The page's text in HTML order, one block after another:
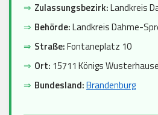
⇒ Zulassungsbezirk:Landkreis
⇒ Behörde:Landkreis Dahme-
⇒ Straße:Fontaneplatz 10
⇒ Ort: 15711 Königs
⇒ Bundesland:Brandenburg